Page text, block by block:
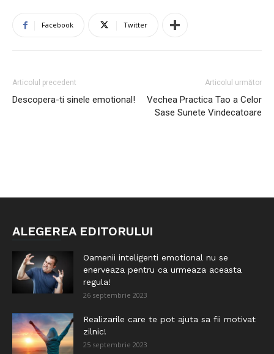
Facebook Twitter
Articolul precedent
Descopera-ti sinele emotional!
Articolul următor
Vechea Practica Tao a Celor
Sase Sunete Vindecatoare
ALEGEREA EDITORULUI
Oamenii inteligenti emotional nu se
enerveaza pentru ca urmeaza aceasta
regula!
26 septembrie 2023
Realizarile care te pot ajuta sa fii motivat
zilnic!
25 septembrie 2023